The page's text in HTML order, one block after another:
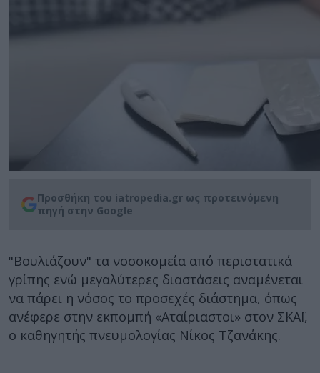
Προσθήκη του iatropedia.gr ως προτεινόμενη
πηγή στην Google
"Βουλιάζουν" τα νοσοκομεία από περιστατικά
γρίπης ενώ μεγαλύτερες διαστάσεις αναμένεται
να πάρει η νόσος το προσεχές διάστημα, όπως
ανέφερε στην εκπομπή «Αταίριαστοι» στον ΣΚΑΪ,
ο καθηγητής πνευμολογίας Νίκος Τζανάκης.